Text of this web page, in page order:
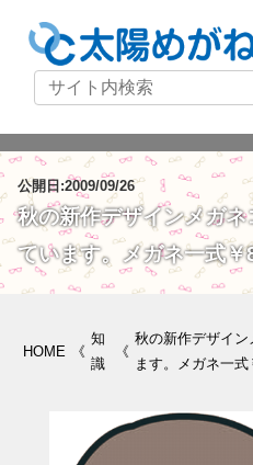
公開日:2009/09/26
秋の新作デザインメガ
ています。メガネ一式￥
HOME 《
知
識
《
秋の新作デザイ
ます。メガネ一式